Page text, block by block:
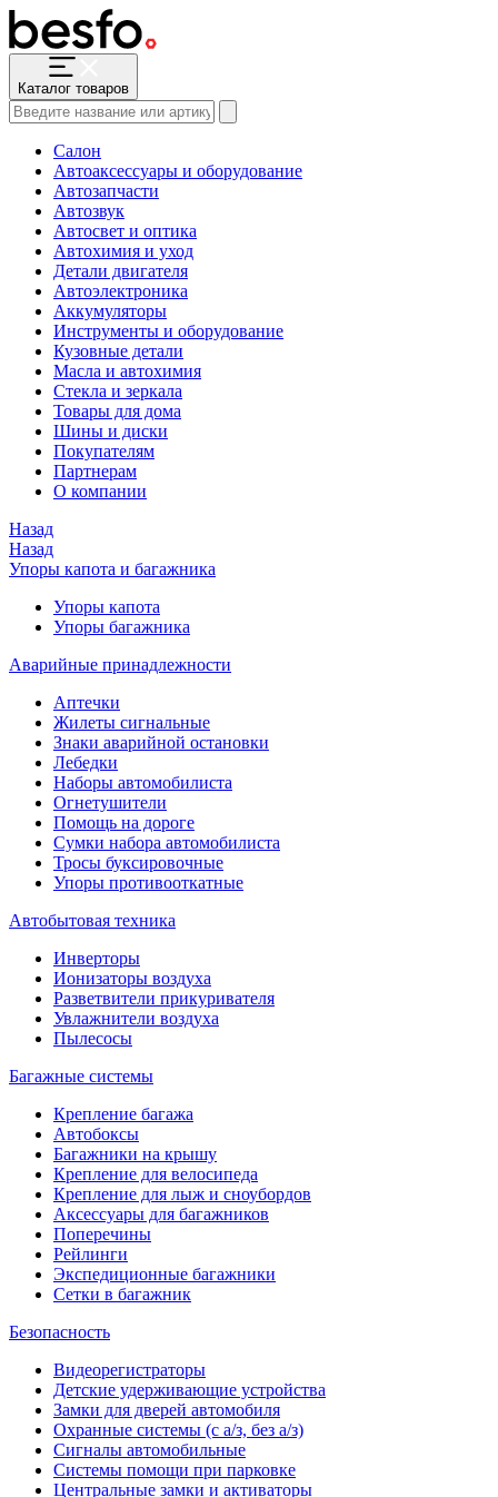
Каталог товаров
Салон
Автоаксессуары и оборудование
Автозапчасти
Автозвук
Автосвет и оптика
Автохимия и уход
Детали двигателя
Автоэлектроника
Аккумуляторы
Инструменты и оборудование
Кузовные детали
Масла и автохимия
Стекла и зеркала
Товары для дома
Шины и диски
Покупателям
Партнерам
О компании
Назад
Назад
Упоры капота и багажника
Упоры капота
Упоры багажника
Аварийные принадлежности
Аптечки
Жилеты сигнальные
Знаки аварийной остановки
Лебедки
Наборы автомобилиста
Огнетушители
Помощь на дороге
Сумки набора автомобилиста
Тросы буксировочные
Упоры противооткатные
Автобытовая техника
Инверторы
Ионизаторы воздуха
Разветвители прикуривателя
Увлажнители воздуха
Пылесосы
Багажные системы
Крепление багажа
Автобоксы
Багажники на крышу
Крепление для велосипеда
Крепление для лыж и сноубордов
Аксессуары для багажников
Поперечины
Рейлинги
Экспедиционные багажники
Сетки в багажник
Безопасность
Видеорегистраторы
Детские удерживающие устройства
Замки для дверей автомобиля
Охранные системы (с а/з, без а/з)
Сигналы автомобильные
Системы помощи при парковке
Центральные замки и активаторы